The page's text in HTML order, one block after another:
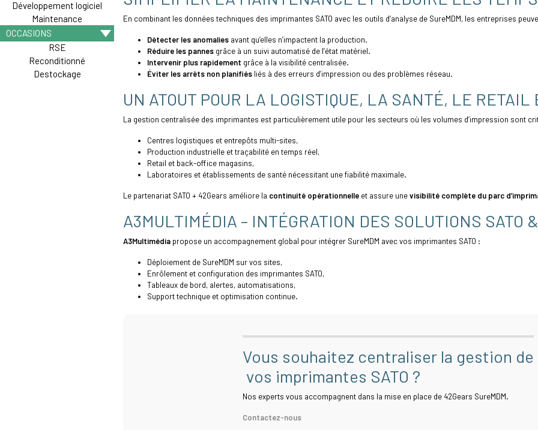
Développement logiciel
Maintenance
OCCASIONS
RSE
Reconditionné
Destockage
En combinant les données techniques des imprimantes SATO avec les outils d’analyse de SureMDM, les entreprises
Détecter les anomalies avant qu’elles n’impactent la production.
Réduire les pannes grâce à un suivi automatisé de l’état matériel.
Intervenir plus rapidement grâce à la visibilité centralisée.
Éviter les arrêts non planifiés liés à des erreurs d’impression ou des problèmes réseau.
UN ATOUT POUR LA LOGISTIQUE, LA SANTÉ, LE RETAIL
La gestion centralisée des imprimantes est particulièrement utile pour les secteurs où les volumes d’impression sont
Centres logistiques et entrepôts multi-sites,
Production industrielle et traçabilité en temps réel,
Retail et back-office magasins,
Laboratoires et établissements de santé nécessitant une fiabilité maximale.
Le partenariat SATO + 42Gears améliore la continuité opérationnelle et assure unevisibilité complète du parc
A3MULTIMÉDIA – INTÉGRATION DES SOLUTIONS SATO
A3Multimédia propose un accompagnement global pour intégrer SureMDM avec vos imprimantes SATO :
Déploiement de SureMDM sur vos sites,
Enrôlement et configuration des imprimantes SATO,
Tableaux de bord, alertes, automatisations,
Support technique et optimisation continue.
Vous souhaitez centraliser la gestion de
vos imprimantes SATO ?
Nos experts vous accompagnent dans la mise en place de 42Gears SureMDM.
Contactez-nous